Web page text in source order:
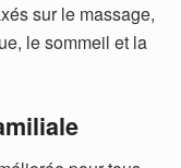
sur le massage,
le sommeil et la